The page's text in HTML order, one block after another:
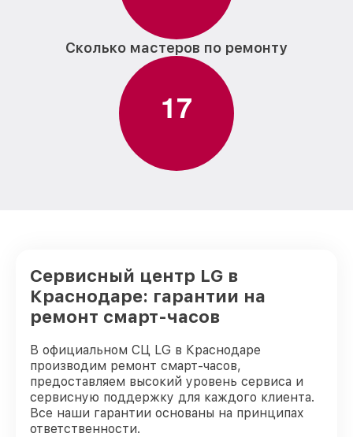
Сколько мастеров по ремонту
17
Сервисный центр LG в
Краснодаре: гарантии на
ремонт смарт-часов
В официальном СЦ LG в Краснодаре
производим ремонт смарт-часов,
предоставляем высокий уровень сервиса и
сервисную поддержку для каждого клиента.
Все наши гарантии основаны на принципах
ответственности.